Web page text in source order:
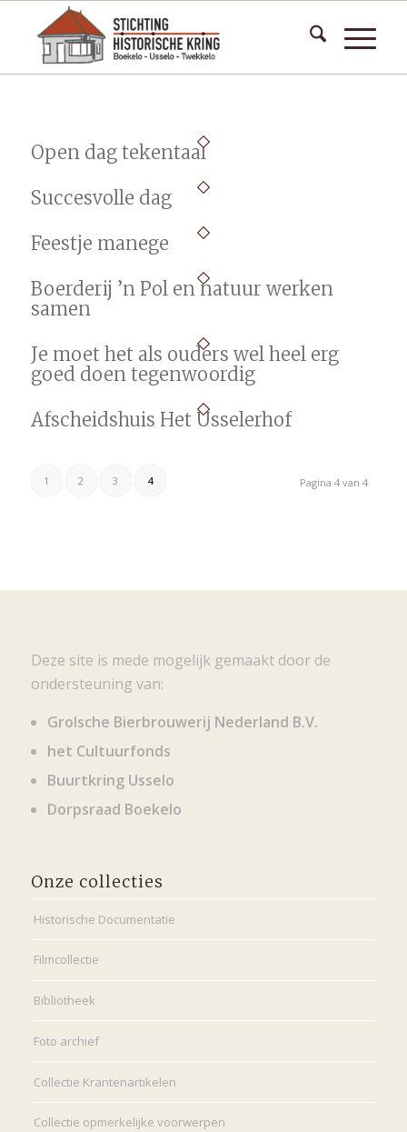
Open dag tekentaal
Succesvolle dag
Feestje manege
Boerderij ’n Pol en natuur werken
samen
Je moet het als ouders wel heel erg
goed doen tegenwoordig
Afscheidshuis Het Usselerhof
Pagina 4 van 4
1 2 3 4
Deze site is mede mogelijk gemaakt door de
ondersteuning van:
Grolsche Bierbrouwerij Nederland B.V.
het Cultuurfonds
Buurtkring Usselo
Dorpsraad Boekelo
Onze collecties
Historische Documentatie
Filmcollectie
Bibliotheek
Foto archief
Collectie Krantenartikelen
Collectie opmerkelijke voorwerpen